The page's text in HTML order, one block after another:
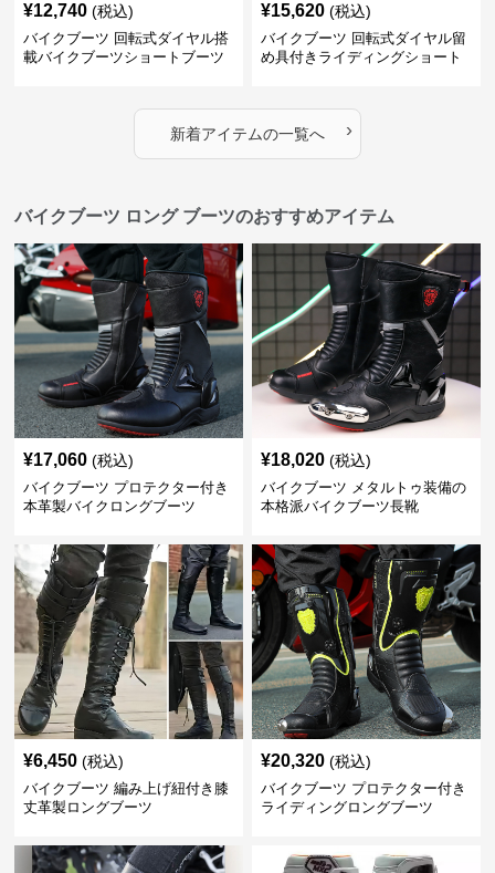
¥12,740 (税込)
バイクブーツ 回転式ダイヤル搭
載バイクブーツショートブーツ
¥15,620 (税込)
バイクブーツ 回転式ダイヤル留
め具付きライディングショート
新着アイテムの一覧へ ›
バイクブーツ ロング ブーツのおすすめアイテム
¥17,060 (税込)
バイクブーツ プロテクター付き
本革製バイクロングブーツ
¥18,020 (税込)
バイクブーツ メタルトゥ装備の
本格派バイクブーツ長靴
¥6,450 (税込)
バイクブーツ 編み上げ紐付き膝
丈革製ロングブーツ
¥20,320 (税込)
バイクブーツ プロテクター付き
ライディングロングブーツ